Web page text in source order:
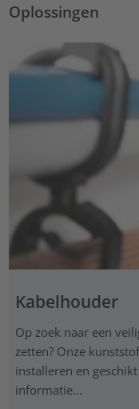
Oplossingen
Kabelhouder
Op zoek naar een
zetten? Onze
installeren en
informatie...